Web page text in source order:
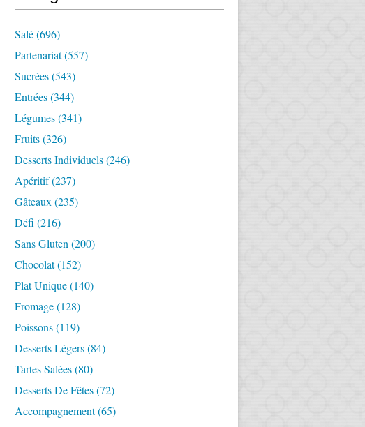
Salé(696)
Partenariat(557)
Sucrées(543)
Entrées(344)
Légumes(341)
Fruits(326)
Desserts Individuels(246)
Apéritif(237)
Gâteaux (235)
Défi (216)
Sans Gluten (200)
Chocolat(152)
Plat Unique(140)
Fromage(128)
Poissons(119)
Desserts Légers(84)
Tartes Salées(80)
Desserts De Fêtes(72)
Accompagnement(65)